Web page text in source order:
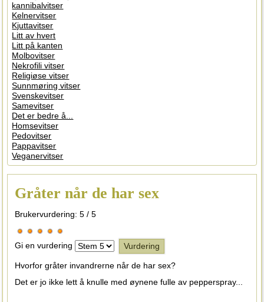
kannibalvitser
Kelnervitser
Kjuttavitser
Litt av hvert
Litt på kanten
Molbovitser
Nekrofili vitser
Religiøse vitser
Sunnmøring vitser
Svenskevitser
Samevitser
Det er bedre å...
Homsevitser
Pedovitser
Pappavitser
Veganervitser
Gråter når de har sex
Brukervurdering:5 /5
Gi en vurdering
Hvorfor gråter invandrerne når de har sex?
Det er jo ikke lett å knulle med øynene fulle av pepperspray...